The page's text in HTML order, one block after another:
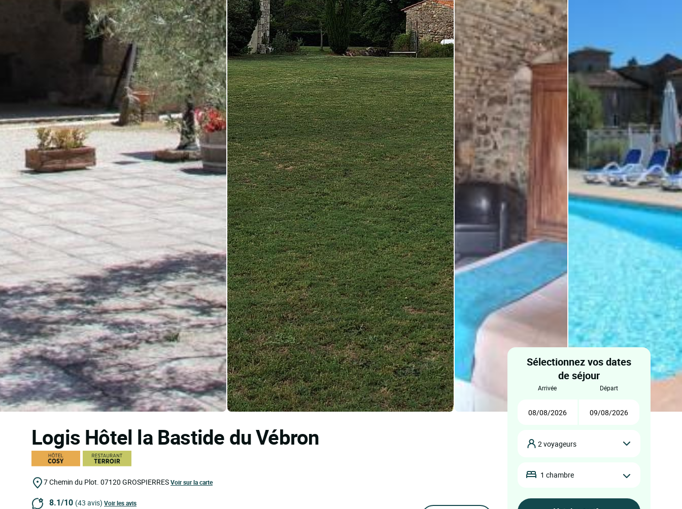
Logis Hôtel la Bastide du Vébron
7 Chemin du Plot. 07120 GROSPIERRESVoir sur la carte
8.1/10 (43 avis) Voir les avis
Sélectionnez vos dates
de séjour
arrivée départ
2 voyageurs
1 chambre